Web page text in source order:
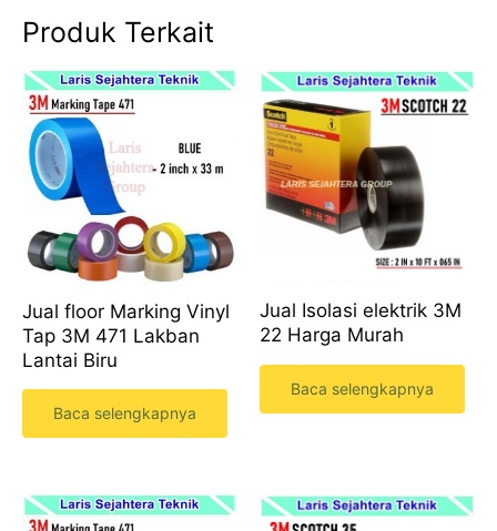
Produk Terkait
Jual floor Marking Vinyl
Tap 3M 471 Lakban
Lantai Biru
Baca selengkapnya
Jual Isolasi elektrik 3M
22 Harga Murah
Baca selengkapnya